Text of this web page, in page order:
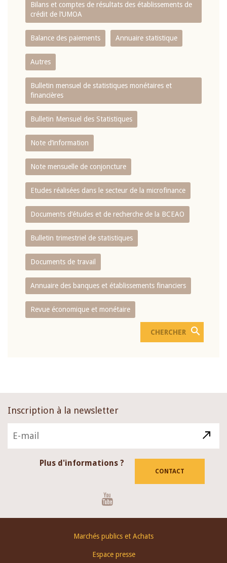
Bilans et comptes de résultats des établissements de
crédit de l‘UMOA
Balance des paiements Annuaire statistique
Autres
Bulletin mensuel de statistiques monétaires et
financières
Bulletin Mensuel des Statistiques
Note d’information
Note mensuelle de conjoncture
Etudes réalisées dans le secteur de la microfinance
Documents d’études et de recherche de la BCEAO
Bulletin trimestriel de statistiques
Documents de travail
Annuaire des banques et établissements financiers
Revue économique et monétaire
Inscription à la newsletter
Plus d'informations ?
CONTACT
Marchés publics et Achats
Espace presse